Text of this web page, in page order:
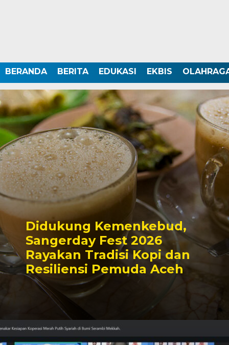
BERANDA BERITA EDUKASI EKBIS
Didukung Kemenkebud,
Sangerday Fest 2026
Rayakan Tradisi Kopi dan
Resiliensi Pemuda Aceh